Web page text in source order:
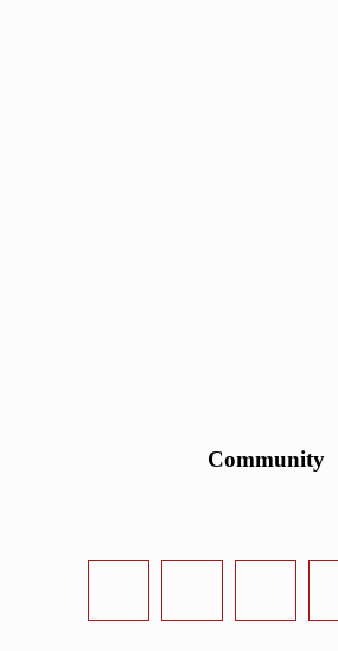
Community